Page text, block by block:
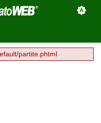
partite.phtml